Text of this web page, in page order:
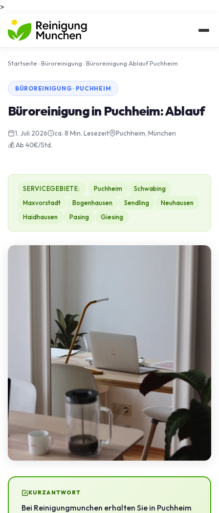
>
Startseite ›Büroreinigung ›Büroreinigung Ablauf Puchheim
BÜROREINIGUNG · PUCHHEIM
Büroreinigung in Puchheim: Ablauf
1. Juli 2026 ca. 8 Min. Lesezeit
Puchheim, München
💰 Ab 40€/Std.
SERVICEGEBIETE: Puchheim
Schwabing
Maxvorstadt
Bogenhausen Sendling
Neuhausen
Haidhausen
Pasing Giesing
KURZANTWORT
Bei Reinigungmunchen erhalten Sie in Puchheim